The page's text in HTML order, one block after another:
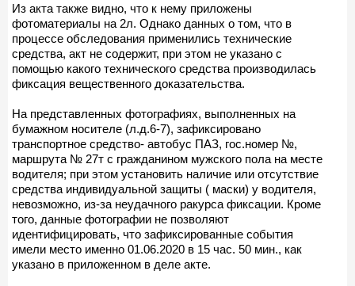
Из акта также видно, что к нему приложены
фотоматериалы на 2л. Однако данных о том, что в
процессе обследования применились технические
средства, акт не содержит, при этом не указано с
помощью какого технического средства производилась
фиксация вещественного доказательства.
На представленных фотографиях, выполненных на
бумажном носителе (л.д.6-7), зафиксировано
транспортное средство- автобус ПАЗ, гос.номер №,
маршрута № 27т с гражданином мужского пола на месте
водителя; при этом установить наличие или отсутствие
средства индивидуальной защиты ( маски) у водителя,
невозможно, из-за неудачного ракурса фиксации. Кроме
того, данные фотографии не позволяют
идентифицировать, что зафиксированные события
имели место именно 01.06.2020 в 15 час. 50 мин., как
указано в приложенном в деле акте.